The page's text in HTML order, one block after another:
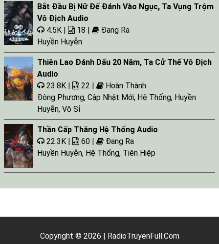
Bắt Đầu Bị Nữ Đế Đánh Vào Ngục, Ta Vụng Trộm
Vô Địch Audio
4.5K |
18 |
Đang Ra
Huyền Huyễn
Thiên Lao Đánh Dấu 20 Năm, Ta Cử Thế Vô Địch
Audio
23.8K |
22 |
Hoàn Thành
Đông Phương, Cập Nhật Mới, Hệ Thống, Huyền
Huyễn, Vô Sỉ
Thần Cấp Thăng Hệ Thống Audio
22.3K |
60 |
Đang Ra
Huyền Huyễn, Hệ Thống, Tiên Hiệp
Copyright © 2026 | RadioTruyenFull.Com